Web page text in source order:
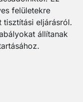
felületekre
tisztítási eljárásról.
állítanak